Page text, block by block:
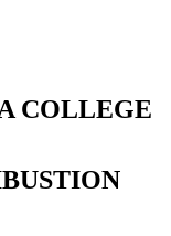
COLLEGE